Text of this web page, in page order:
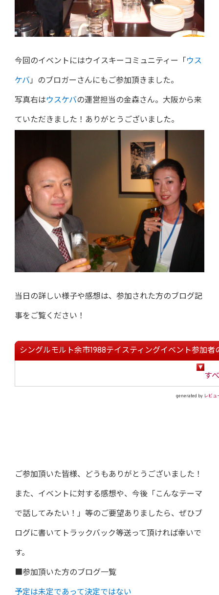
今回のイベントにはウイスキーコミュニティー「 ウス
ケバ」のブロガーさんにもご参加頂きました。
写真右はウスケバの運営担当の金森さん。大阪から来
ていただきました！ありがとうございました。
当日の詳しい様子や感想は、参加された方のブログ記
事をご覧ください！
シングルモルト余市1988テイスティングイベント参加者
す
generated by レビュ
ご参加頂いた皆様、どうもありがとうございました！
また、イベントに対する感想や、今後「こんなテーマ
で話してみたい！」等のご要望ありましたら、ぜひブ
ログに書いてトラックバック等送って頂ければ幸いで
す。
■参加頂いた方のブログ一覧
予定は未定であって決定ではない